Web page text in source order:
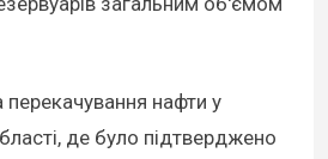
перекачування нафти у
де було підтверджено